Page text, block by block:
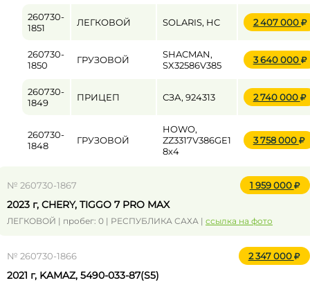
260730-
1851
ЛЕГКОВОЙ SOLARIS, HC 2 407 000
260730-
1850
ГРУЗОВОЙ
SHACMAN,
SX32586V385
3 640 000
260730-
1849
ПРИЦЕП СЗА, 924313 2 740 000
260730-
1848
ГРУЗОВОЙ
HOWO,
ZZ3317V386GE1
8х4
3 758 000
№ 260730-1867 1 959 000
2023 г, CHERY, TIGGO 7 PRO MAX
ЛЕГКОВОЙ | пробег: 0 | РЕСПУБЛИКА САХА | ссылка на фото
№ 260730-1866 2 347 000
2021 г, KAMAZ, 5490-033-87(S5)